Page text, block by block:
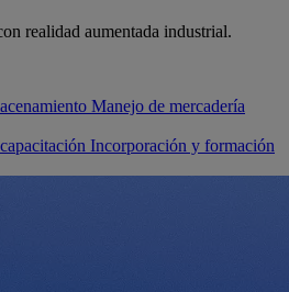
realidad aumentada industrial.
Manejo de mercadería
Incorporación y formación